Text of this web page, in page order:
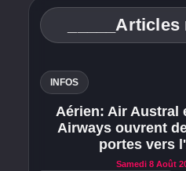
INFOS
Aérien: Air Austral
Airways ouvrent
portes vers
Samedi 8 Août